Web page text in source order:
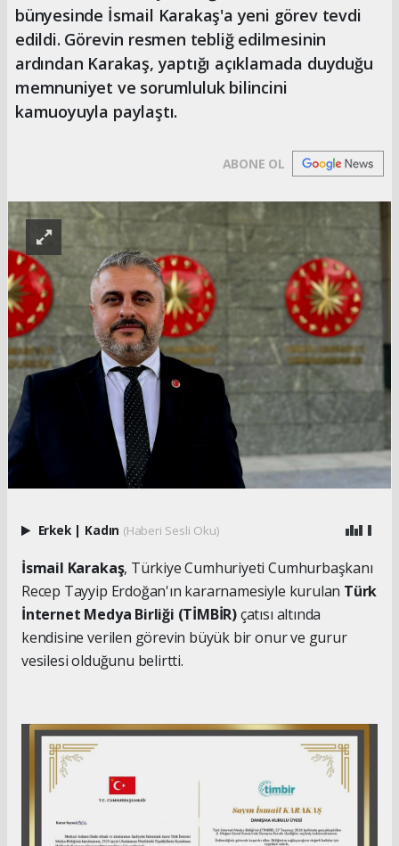
bünyesinde İsmail Karakaş'a yeni görev tevdi
edildi. Görevin resmen tebliğ edilmesinin
ardından Karakaş, yaptığı açıklamada duyduğu
memnuniyet ve sorumluluk bilincini
kamuoyuyla paylaştı.
ABONE OL
Erkek | Kadın (Haberi Sesli Oku)
İsmail Karakaş, Türkiye Cumhuriyeti Cumhurbaşkanı
Recep Tayyip Erdoğan'ın kararnamesiyle kurulan Türk
İnternet Medya Birliği (TİMBİR)çatısı altında
kendisine verilen görevin büyük bir onur ve gurur
vesilesi olduğunu belirtti.